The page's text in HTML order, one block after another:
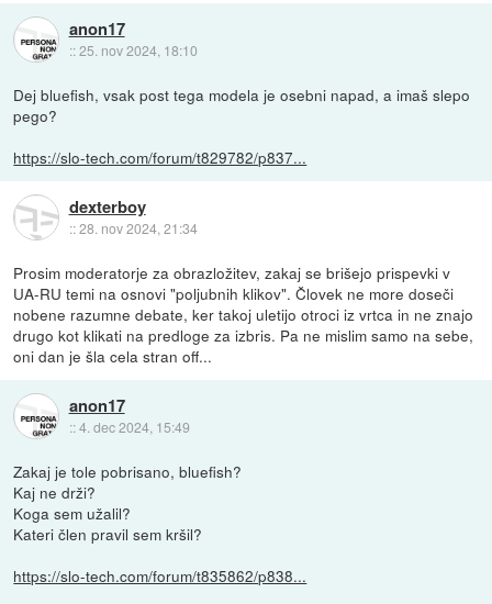
anon17
::25. nov 2024, 18:10
Dej bluefish, vsak post tega modela je osebni napad, a imaš slepo
pego?
https://slo-tech.com/forum/t829782/p837...
dexterboy
::28. nov 2024, 21:34
Prosim moderatorje za obrazložitev, zakaj se brišejo prispevki v
UA-RU temi na osnovi "poljubnih klikov". Človek ne more doseči
nobene razumne debate, ker takoj uletijo otroci iz vrtca in ne znajo
drugo kot klikati na predloge za izbris. Pa ne mislim samo na sebe,
oni dan je šla cela stran off...
anon17
::4. dec 2024, 15:49
Zakaj je tole pobrisano, bluefish?
Kaj ne drži?
Koga sem užalil?
Kateri člen pravil sem kršil?
https://slo-tech.com/forum/t835862/p838...